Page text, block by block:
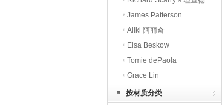
斯凯瑞
James Patterson
Aliki 阿丽奇
Elsa Beskow
Tomie dePaola
Grace Lin
按材质分类